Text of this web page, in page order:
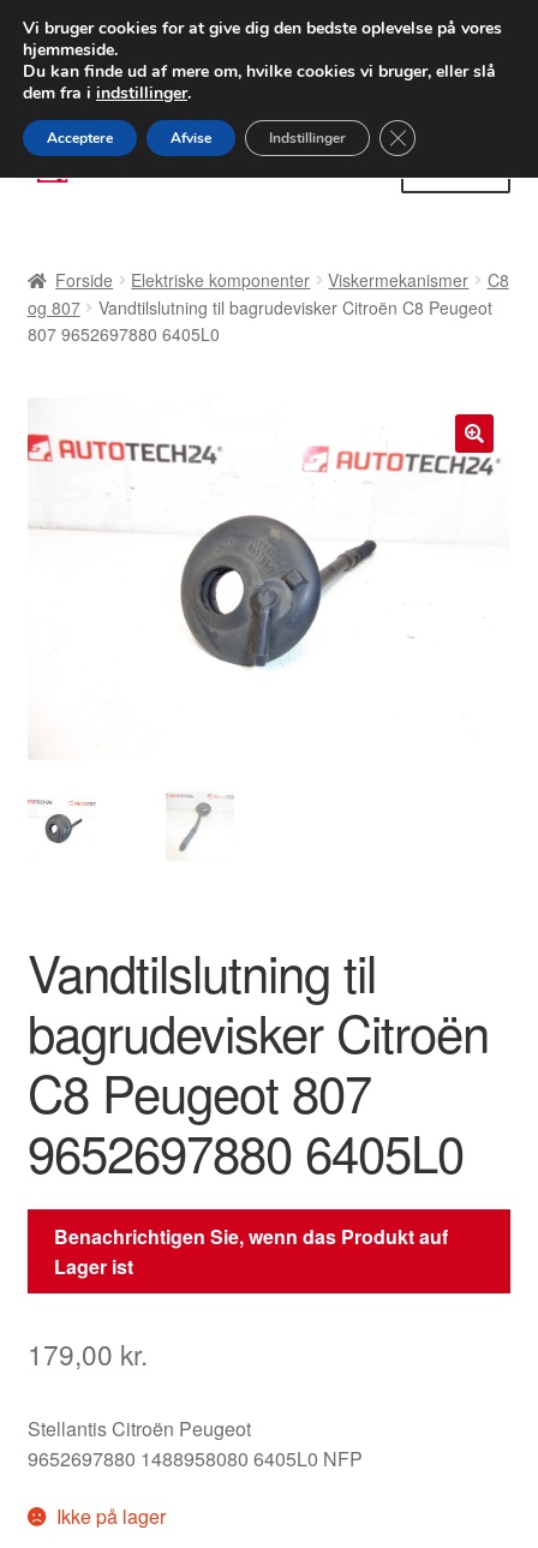
LEVERING fra 55 kr.
FEDEX verdensomspændende forsendelse
80 82 72 02
Spring
til
Spring
til
Betalinger
Klageprocedure
Om os
Forside Elektriske komponenter Viskermekanismer
C8
og 807
Vandtilslutning til bagrudevisker Citroën C8 Peugeot
807 9652697880 6405L0
🔍
Vandtilslutning til
bagrudevisker Citroën
C8 Peugeot 807
9652697880 6405L0
Benachrichtigen Sie, wenn das Produkt auf
Lager ist
179,00 kr.
Stellantis Citroën Peugeot
9652697880 1488958080 6405L0 NFP
Ikke på lager
Vi bruger cookies for at give dig den bedste oplevelse på vores
hjemmeside.
Du kan finde ud af mere om, hvilke cookies vi bruger, eller slå
dem fra i indstillinger.
Acceptere Afvise Indstillinger Close GDPR